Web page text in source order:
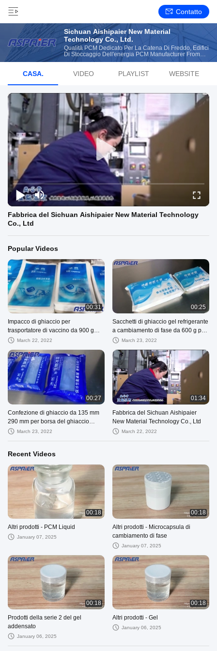
Contatto
Sichuan Aishipaier New Material
Technology Co., Ltd.
Qualità PCM Dedicato Per La Catena Di Freddo, Edifici
Di Stoccaggio Dell'energia PCM Manufacturer From
China
CASA. VIDEO PLAYLIST WEBSITE
Fabbrica del Sichuan Aishipaier New Material Technology
Co., Ltd
Popular Videos
00:31
Impacco di ghiaccio per
trasportatore di vaccino da 900 g
Iniezione di acqua Blu Bianco
March 22, 2022
00:25
Sacchetti di ghiaccio gel refrigerante
a cambiamento di fase da 600 g per
vaccino al plasma
March 23, 2022
00:27
Confezione di ghiaccio da 135 mm
290 mm per borsa del ghiaccio
medicinale da 600 g per febbre alta
March 23, 2022
01:34
Fabbrica del Sichuan Aishipaier
New Material Technology Co., Ltd
March 22, 2022
Recent Videos
00:18
Altri prodotti - PCM Liquid
January 07, 2025
00:18
Altri prodotti - Microcapsula di
cambiamento di fase
January 07, 2025
00:18
Prodotti della serie 2 del gel
addensato
January 06, 2025
00:18
Altri prodotti - Gel
January 06, 2025